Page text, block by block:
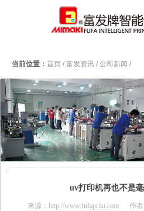
当前位置： 首页 / 富发资讯 / 公司新闻 /
uv打印机再也不是
来源：http://www.fufaprint.com 作